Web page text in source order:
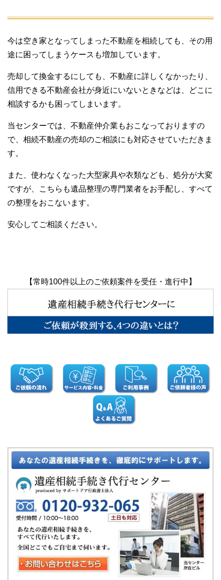
今は空き家となってしまった不動産を相続しても、その用
途に困ってしまうケースも増加しています。
売却して換金するにしても、不動産に詳しくなかったり、
信用できる不動産会社が身近にいないときなどは、どこに
相談するかも困ってしまいます。
当センターでは、不動産仲介業もおこなっておりますの
で、相続不動産の売却のご相談にも対応させていただきま
す。
また、使わなくなった大型家具や衣類なども、処分が大変
ですが、こちらも遺品整理の専門業者をお手配し、すべて
の整理をおこないます。
安心してご相談ください。
【常時100件以上のご依頼案件を受任・進行中】